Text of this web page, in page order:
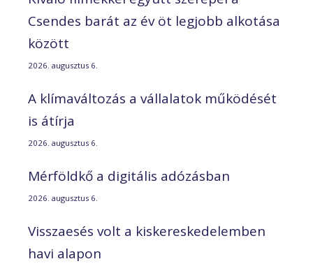
Csendes barát az év öt legjobb alkotása
között
2026. augusztus 6.
A klímaváltozás a vállalatok működését
is átírja
2026. augusztus 6.
Mérföldkő a digitális adózásban
2026. augusztus 6.
Visszaesés volt a kiskereskedelemben
havi alapon